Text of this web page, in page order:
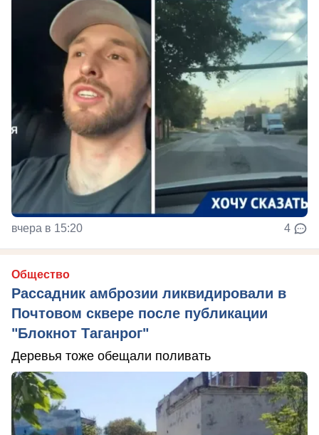
вчера в 15:20 4
Общество
Рассадник амброзии ликвидировали в
Почтовом сквере после публикации
"Блокнот Таганрог"
Деревья тоже обещали поливать